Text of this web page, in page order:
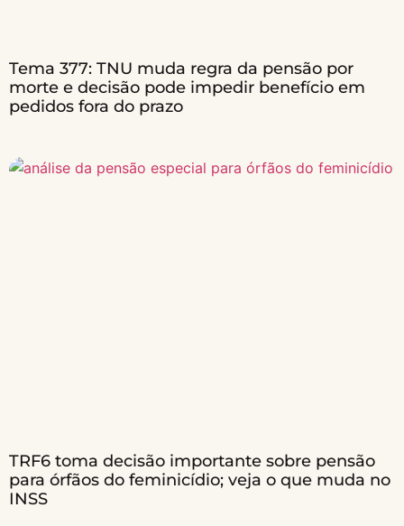
Tema 377: TNU muda regra da pensão por
morte e decisão pode impedir benefício em
pedidos fora do prazo
TRF6 toma decisão importante sobre pensão
para órfãos do feminicídio; veja o que muda no
INSS